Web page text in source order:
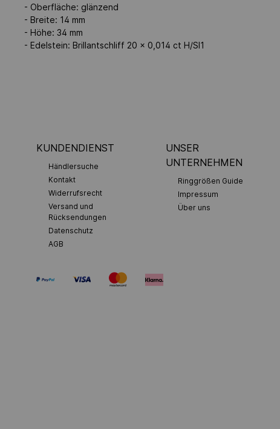
- Oberfläche: glänzend
- Breite: 14 mm
- Höhe: 34 mm
- Edelstein: Brillantschliff 20 x 0,014 ct H/SI1
KUNDENDIENST
Händlersuche
Kontakt
Widerrufsrecht
Versand und
Rücksendungen
Datenschutz
AGB
UNSER
UNTERNEHMEN
Ringgrößen Guide
Impressum
Über uns